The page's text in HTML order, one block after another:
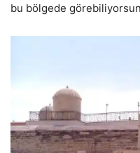
bu bölgede